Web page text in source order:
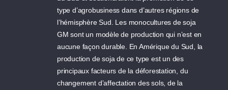
type d’agrobusiness dans d’autres régions de
l’hémisphère Sud. Les monocultures de soja
GM sont un modèle de production qui n’est en
aucune façon durable. En Amérique du Sud, la
production de soja de ce type est un des
principaux facteurs de la déforestation, du
changement d’affectation des sols, de la